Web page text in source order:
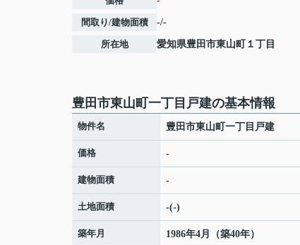
間取り/建物面積 -/-
所在地 愛知県豊田市東山町 １丁目
豊田市東山町一丁目戸建の基本情報
物件名 豊田市東山町一丁目戸建
価格 -
建物面積 -
土地面積 -(-)
築年月 1986年4月（築40年）